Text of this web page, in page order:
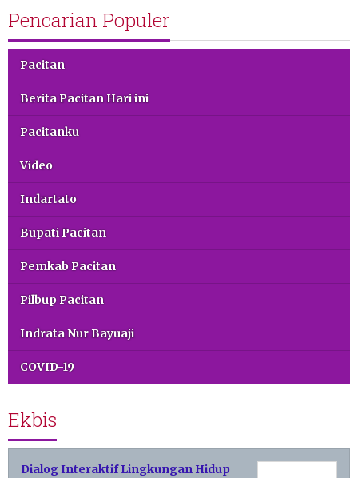
Pencarian Populer
Pacitan
Berita Pacitan Hari ini
Pacitanku
Video
Indartato
Bupati Pacitan
Pemkab Pacitan
Pilbup Pacitan
Indrata Nur Bayuaji
COVID-19
Ekbis
Dialog Interaktif Lingkungan Hidup